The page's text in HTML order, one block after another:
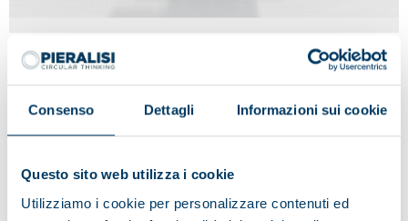
Consenso Dettagli Informazioni sui cookie
Questo sito web utilizza i cookie
Utilizziamo i cookie per personalizzare contenuti ed
PLUTONE